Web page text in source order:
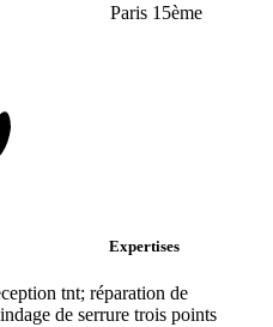
Paris 15ème
Expertises
tnt; réparation de
de serrure trois points